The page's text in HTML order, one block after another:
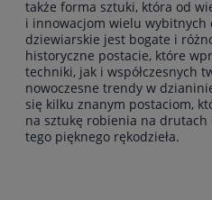
także forma sztuki, która od
i innowacjom wielu wybitnych
dziewiarskie jest bogate i
historyczne postacie, które
techniki, jak i współczesnych
nowoczesne trendy w
się kilku znanym postaciom,
na sztukę robienia na drutach
tego pięknego rękodzieła.